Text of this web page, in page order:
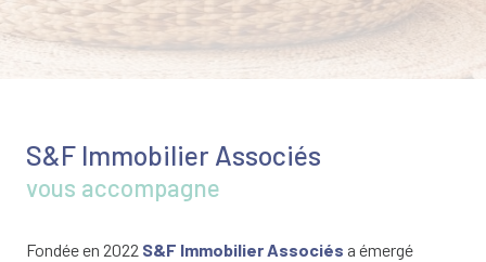
S&F Immobilier Associés
vous accompagne
Fondée en 2022 S&F Immobilier Associés a émergé